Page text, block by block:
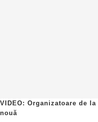
VIDEO: Organizatoare de
nouă